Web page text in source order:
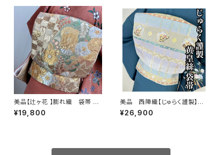
美品【辻ヶ花 】膨れ織 袋帯 正
絹 q269
¥19,800
美品 西陣織【じゅらく謹製】黄
皇絲 落款 正絹 袋帯s762
¥26,900